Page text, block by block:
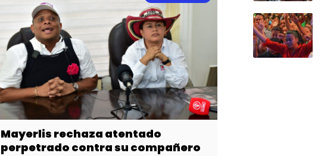
Mayerlis rechaza atentado
perpetrado contra su compañero